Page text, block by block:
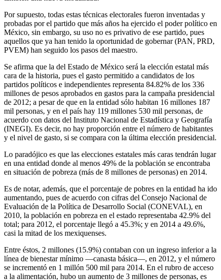
Por supuesto, todas estas técnicas electorales fueron inventadas y
probadas por el partido que más años ha ejercido el poder político en
México, sin embargo, su uso no es privativo de ese partido, pues
aquellos que ya han tenido la oportunidad de gobernar (PAN, PRD,
PVEM) han seguido los pasos del maestro.
Se afirma que la del Estado de México será la elección estatal más
cara de la historia, pues el gasto permitido a candidatos de los
partidos políticos e independientes representa 84.82% de los 336
millones de pesos aprobados en gastos para la campaña presidencial
de 2012; a pesar de que en la entidad sólo habitan 16 millones 187
mil personas, y en el país hay 119 millones 530 mil personas, de
acuerdo con datos del Instituto Nacional de Estadística y Geografía
(INEGI). Es decir, no hay proporción entre el número de habitantes
y el nivel de gasto, si se compara con la última elección presidencial.
Lo paradójico es que las elecciones estatales más caras tendrán lugar
en una entidad donde al menos 49% de la población se encontraba
en situación de pobreza (más de 8 millones de personas) en 2014.
Es de notar, además, que el porcentaje de pobres en la entidad ha ido
aumentando, pues de acuerdo con cifras del Consejo Nacional de
Evaluación de la Política de Desarrollo Social (CONEVAL), en
2010, la población en pobreza en el estado representaba 42.9% del
total; para 2012, el porcentaje llegó a 45.3%; y en 2014 a 49.6%,
casi la mitad de los mexiquenses.
Entre éstos, 2 millones (15.9%) contaban con un ingreso inferior a la
línea de bienestar mínimo —canasta básica—, en 2012, y el número
se incrementó en 1 millón 500 mil para 2014. En el rubro de acceso
a la alimentación, hubo un aumento de 3 millones de personas, es